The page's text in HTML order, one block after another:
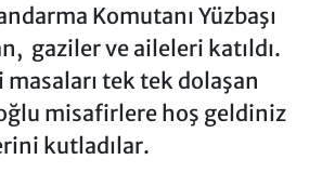
Komutanı Yüzbaşı
gaziler ve aileleri katıldı.
masaları tek tek dolaşan
misafirlere hoş geldiniz
kutladılar.